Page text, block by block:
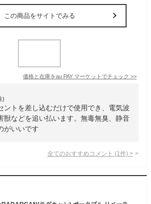
この商品をサイトでみる
価格と在庫をau PAY マーケット でチェック >>
)
ントを差し込むだけで使用でき、電気波
獣などを追い払います。無毒無臭、静音
がいいです
全てのおすすめコメント (1 件) >